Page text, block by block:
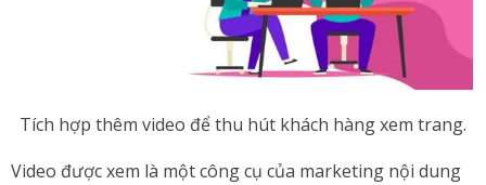
Tích hợp thêm video để thu hút khách hàng xem trang.
Video được xem là một công cụ của marketing nội dung